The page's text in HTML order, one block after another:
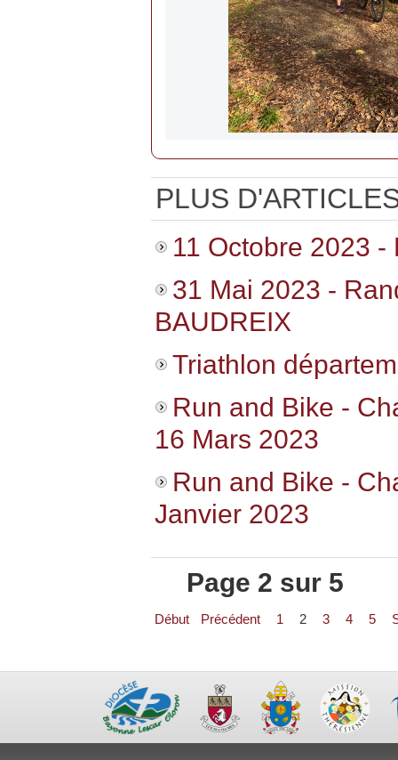
PLUS
11 Octobre 2023
31 Mai 2023 -
BAUDREIX
Triathlon
Run and Bike -
16 Mars 2023
Run and Bike -
Janvier 2023
Page 2 sur 5
Début Précédent 1 2 3 4 5